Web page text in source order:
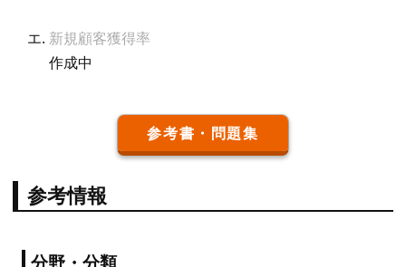
新規顧客獲得率
作成中
参考書・問題集
参考情報
分野・分類